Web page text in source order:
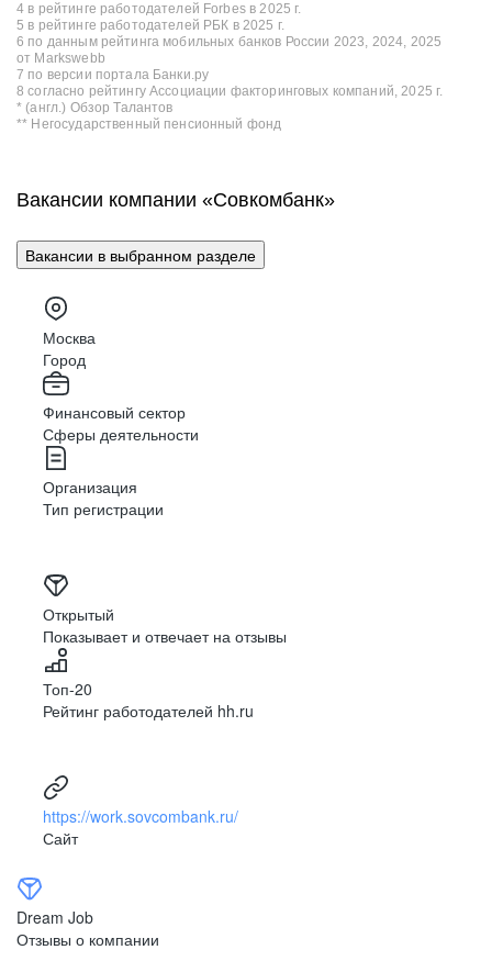
4 в рейтинге работодателей Forbes в 2025 г.
5 в рейтинге работодателей РБК в 2025 г.
6 по данным рейтинга мобильных банков России 2023, 2024, 2025
от Markswebb
7 по версии портала Банки.ру
8 согласно рейтингу Ассоциации факторинговых компаний, 2025 г.
* (англ.) Обзор Талантов
** Негосударственный пенсионный фонд
Вакансии компании «Совкомбанк»
Вакансии в выбранном разделе
Москва
Город
Финансовый сектор
Сферы деятельности
Организация
Тип регистрации
Открытый
Показывает и отвечает на отзывы
Топ-20
Рейтинг работодателей hh.ru
https://work.sovcombank.ru/
Сайт
Dream Job
Отзывы о компании